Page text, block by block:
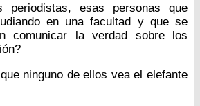
periodistas, esas personas que
en una facultad y que se
comunicar la verdad sobre los
ninguno de ellos vea el elefante